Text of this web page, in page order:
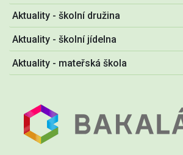
Aktuality - školní družina
Aktuality - školní jídelna
Aktuality - mateřská škola